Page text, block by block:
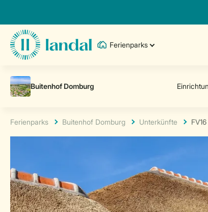
Ferienparks
Ferienparks Buitenhof Domburg Unterkünfte